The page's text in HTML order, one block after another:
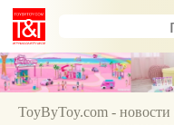
ToyByToy.com -